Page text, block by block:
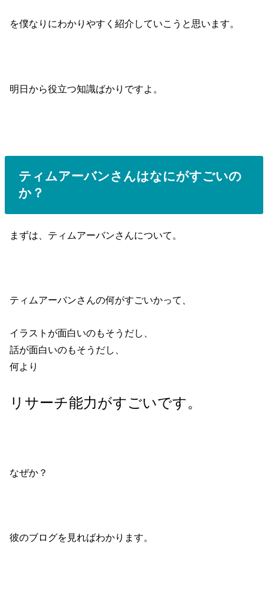
を僕なりにわかりやすく紹介していこうと思います。
明日から役立つ知識ばかりですよ。
ティムアーバンさんはなにがすごいの
か？
まずは、ティムアーバンさんについて。
ティムアーバンさんの何がすごいかって、
イラストが面白いのもそうだし、
話が面白いのもそうだし、
何より
リサーチ能力がすごいです。
なぜか？
彼のブログを見ればわかります。